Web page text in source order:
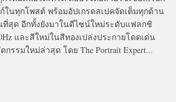
ในทุกโพสต์ พร้อมอัปเกรดสเปคจัดเต็มทุกด้าน
ที่สุด อีกทั้งยังมาในดีไซน์ใหม่ระดับแฟลกชิ
และสีใหม่ในสีทองเปล่งประกายโดดเด่น
รรมใหม่ล่าสุด โดย The Portrait Expert...